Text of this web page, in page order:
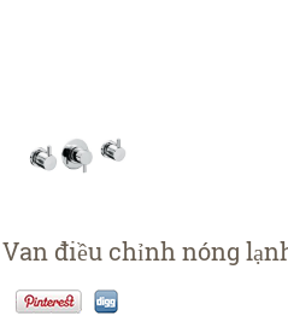
Van điều chỉnh nóng